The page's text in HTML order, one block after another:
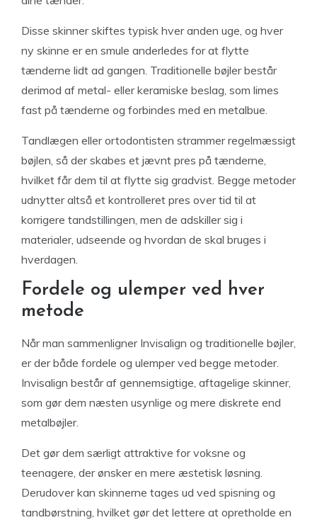
Disse skinner skiftes typisk hver anden uge, og hver
ny skinne er en smule anderledes for at flytte
tænderne lidt ad gangen. Traditionelle bøjler består
derimod af metal- eller keramiske beslag, som limes
fast på tænderne og forbindes med en metalbue.
Tandlægen eller ortodontisten strammer regelmæssigt
bøjlen, så der skabes et jævnt pres på tænderne,
hvilket får dem til at flytte sig gradvist. Begge metoder
udnytter altså et kontrolleret pres over tid til at
korrigere tandstillingen, men de adskiller sig i
materialer, udseende og hvordan de skal bruges i
hverdagen.
Fordele og ulemper ved hver
metode
Når man sammenligner Invisalign og traditionelle bøjler,
er der både fordele og ulemper ved begge metoder.
Invisalign består af gennemsigtige, aftagelige skinner,
som gør dem næsten usynlige og mere diskrete end
metalbøjler.
Det gør dem særligt attraktive for voksne og
teenagere, der ønsker en mere æstetisk løsning.
Derudover kan skinnerne tages ud ved spisning og
tandbørstning, hvilket gør det lettere at opretholde en